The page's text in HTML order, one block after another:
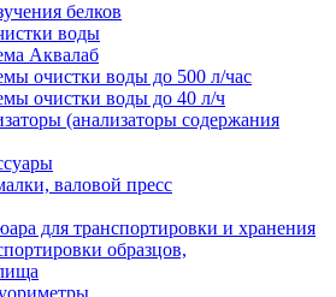
белков
воды
Аквалаб
очистки воды до 500 л/час
очистки воды до 40 л/ч
(анализаторы содержания
валовой пресс
для транспортировки и хранения
образцов,